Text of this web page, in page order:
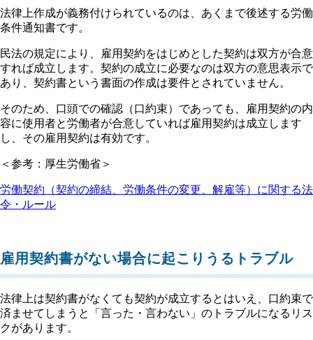
法律上作成が義務付けられているのは、あくまで後述する労働
条件通知書です。
民法の規定により、雇用契約をはじめとした契約は双方が合意
すれば成立します。契約の成立に必要なのは双方の意思表示で
あり、契約書という書面の作成は要件とされていません。
そのため、口頭での確認（口約束）であっても、雇用契約の内
容に使用者と労働者が合意していれば雇用契約は成立します
し、その雇用契約は有効です。
＜参考：厚生労働省＞
労働契約（契約の締結、労働条件の変更、解雇等）に関する法
令・ルール
雇用契約書がない場合に起こりうるトラブル
法律上は契約書がなくても契約が成立するとはいえ、口約束で
済ませてしまうと「言った・言わない」のトラブルになるリス
クがあります。